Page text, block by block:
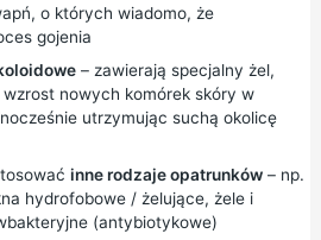
o których wiadomo, że
gojenia
– zawierają specjalny żel,
nowych komórek skóry w
utrzymując suchą okolicę
inne rodzaje opatrunków– np.
hydrofobowe / żelujące, żele i
(antybiotykowe)